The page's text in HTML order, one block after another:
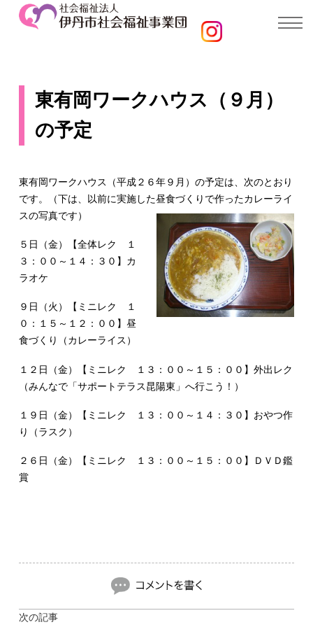
東有岡ワークハウス（９月）
の予定
東有岡ワークハウス（平成２６年９月）の予定は、次のとおり
です。（下は、以前に実施した昼食づくりで作ったカレーライ
スの写真です）
５日（金）【全体レク １
３：００～１４：３０】カ
ラオケ
９日（火）【ミニレク １
０：１５～１２：００】昼
食づくり（カレーライス）
１２日（金）【ミニレク １３：００～１５：００】外出レク
（みんなで「サポートテラス昆陽東」へ行こう！）
１９日（金）【ミニレク １３：００～１４：３０】おやつ作
り（ラスク）
２６日（金）【ミニレク １３：００～１５：００】ＤＶＤ鑑
賞
次の記事